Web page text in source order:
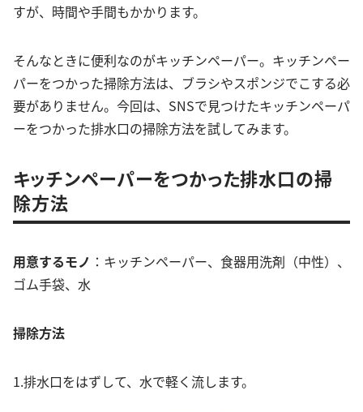
すが、時間や手間もかかります。
そんなときに便利なのがキッチンペーパー。キッチンペー
パーをつかった掃除方法は、ブラシやスポンジでこする必
要がありません。今回は、SNSで見つけたキッチンペーパ
ーをつかった排水口の掃除方法を試してみます。
キッチンペーパーをつかった排水口の掃
除方法
用意するモノ ：キッチンペーパー、食器用洗剤（中性）、
ゴム手袋、水
掃除方法
1.排水口をはずして、水で軽く流します。